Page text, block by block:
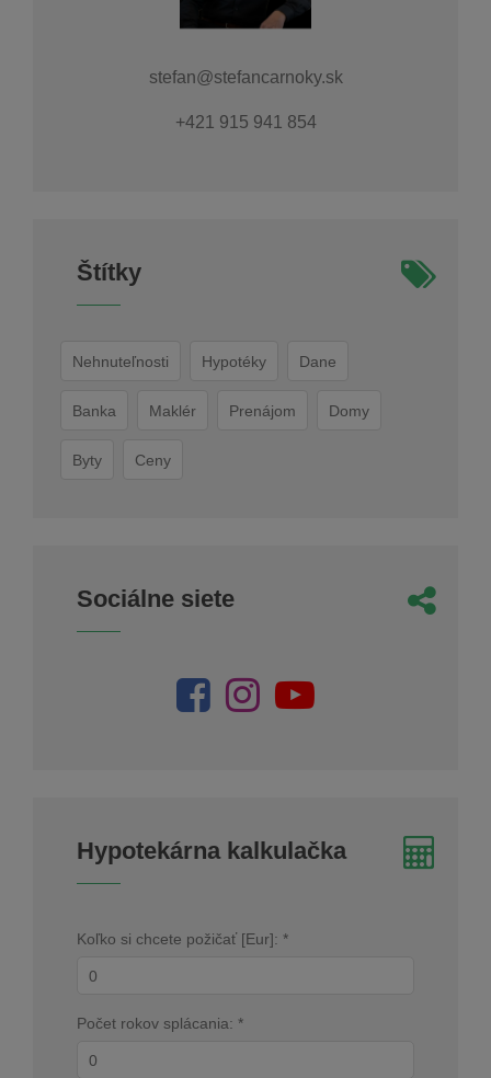
stefan@stefancarnoky.sk
+421 915 941 854
Štítky
Nehnuteľnosti Hypotéky Dane
Banka Maklér Prenájom Domy
Byty Ceny
Sociálne siete
Hypotekárna kalkulačka
Koľko si chcete požičať [Eur]: *
Počet rokov splácania: *